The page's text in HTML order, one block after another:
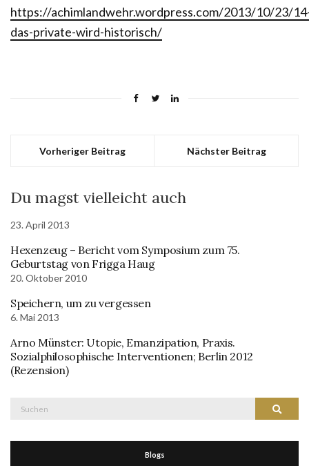
https://achimlandwehr.wordpress.com/2013/10/23/
das-private-wird-historisch/
Vorheriger Beitrag Nächster Beitrag
Du magst vielleicht auch
23. April 2013
Hexenzeug – Bericht vom Symposium zum 75.
Geburtstag von Frigga Haug
20. Oktober 2010
Speichern, um zu vergessen
6. Mai 2013
Arno Münster: Utopie, Emanzipation, Praxis.
Sozialphilosophische Interventionen; Berlin 2012
(Rezension)
Suchen
Blogs